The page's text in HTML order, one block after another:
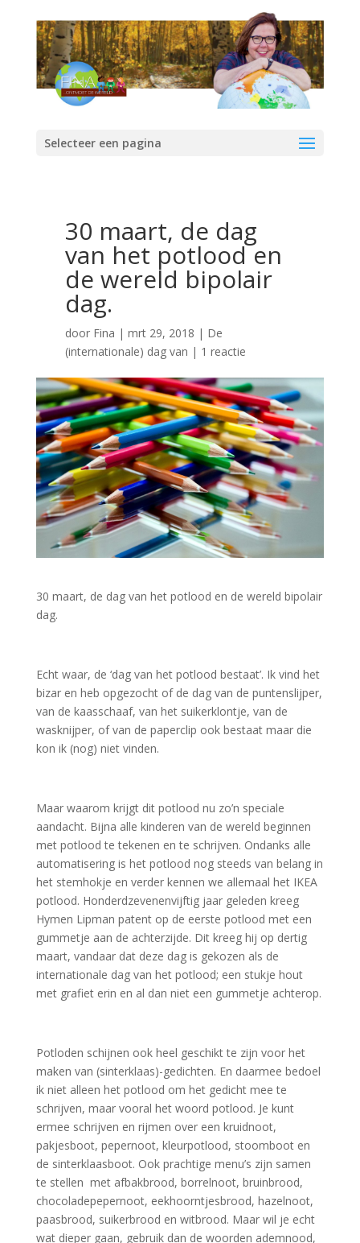
Selecteer een pagina
30 maart, de dag
van het potlood en
de wereld bipolair
dag.
door Fina | mrt 29, 2018 | De
(internationale) dag van | 1 reactie
30 maart, de dag van het potlood en de wereld bipolair
dag.
Echt waar, de ‘dag van het potlood bestaat’. Ik vind het
bizar en heb opgezocht of de dag van de puntenslijper,
van de kaasschaaf, van het suikerklontje, van de
wasknijper, of van de paperclip ook bestaat maar die
kon ik (nog) niet vinden.
Maar waarom krijgt dit potlood nu zo’n speciale
aandacht. Bijna alle kinderen van de wereld beginnen
met potlood te tekenen en te schrijven. Ondanks alle
automatisering is het potlood nog steeds van belang in
het stemhokje en verder kennen we allemaal het IKEA
potlood. Honderdzevenenvijftig jaar geleden kreeg
Hymen Lipman patent op de eerste potlood met een
gummetje aan de achterzijde. Dit kreeg hij op dertig
maart, vandaar dat deze dag is gekozen als de
internationale dag van het potlood; een stukje hout
met grafiet erin en al dan niet een gummetje achterop.
Potloden schijnen ook heel geschikt te zijn voor het
maken van (sinterklaas)-gedichten. En daarmee bedoel
ik niet alleen het potlood om het gedicht mee te
schrijven, maar vooral het woord potlood. Je kunt
ermee schrijven en rijmen over een kruidnoot,
pakjesboot, pepernoot, kleurpotlood, stoomboot en
de sinterklaasboot. Ook prachtige menu’s zijn samen
te stellen met afbakbrood, borrelnoot, bruinbrood,
chocoladepepernoot, eekhoorntjesbrood, hazelnoot,
paasbrood, suikerbrood en witbrood. Maar wil je echt
wat dieper gaan, gebruik dan de woorden ademnood,